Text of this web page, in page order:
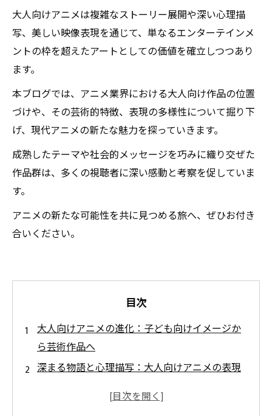
大人向けアニメは複雑なストーリー展開や深い心理描
写、美しい映像表現を通じて、単なるエンターテインメ
ントの枠を超えたアートとしての価値を確立しつつあり
ます。
本ブログでは、アニメ業界における大人向け作品の位置
づけや、その芸術的特徴、表現の多様性について掘り下
げ、現代アニメの新たな魅力を探っていきます。
成熟したテーマや社会的メッセージを巧みに織り交ぜた
作品群は、多くの視聴者に深い感動と考察を促していま
す。
アニメの新たな可能性を共に見つめる旅へ、ぜひお付き
合いください。
目次
大人向けアニメの進化：子ども向けイメージか
ら芸術作品へ
深まる物語と心理描写：大人向けアニメの表現
映像美と独創性が織りなす新たな芸術性の波